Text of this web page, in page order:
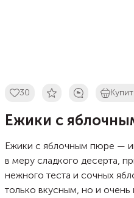
30
Ежики с
Ежики с яблочным пюре —
в меру сладкого десерта,
нежного теста и сочных
только вкусным, но и